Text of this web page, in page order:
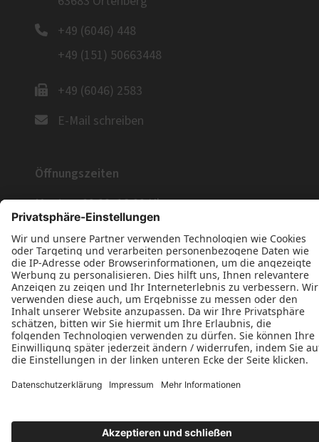
+49 (6046) 448
+49 (151) 50663448
+49 (6046) 2583
E-Mail schreiben
Öffnungszeiten
Montag: 09:00–18:00 Uhr
Dienstag: 09:00–18:00 Uhr
Mittwoch: 09:00–18:00 Uhr
Donnerstag: 09:00–18:00 Uhr
Freitag: 09:00–18:00 Uhr
Alfred Hacker © 2026